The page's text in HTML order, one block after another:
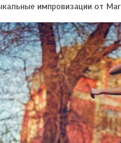
импровизации от